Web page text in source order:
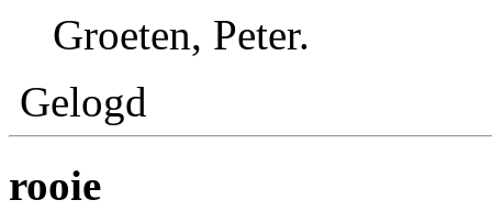
Groeten, Peter.
Gelogd
rooie